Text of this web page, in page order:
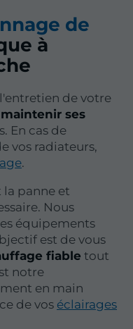
de
à
de votre
maintenir ses
En cas de
vos radiateurs,
.
panne et
Nous
équipements
est de vous
fiable tout
notre
en main
de vos éclairages